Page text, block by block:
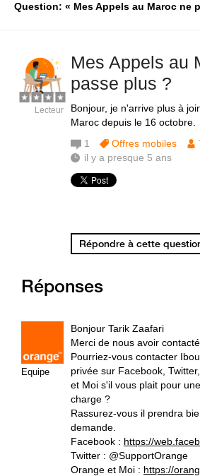
Question: « Mes Appels au Maroc ne
Mes Appels au
passe plus ?
Bonjour, je n'arrive plus à
Maroc depuis le 16 octobre.
Lecteur
1 Offres mobiles
il y a presque 5 ans
Répondre à cette
Réponses
Equipe
Bonjour Tarik Zaafari
Merci de nous avoir contacté.
Pourriez-vous contacter
privée sur Facebook,
et Moi s'il vous plait pour
charge ?
Rassurez-vous il prendra
demande.
Facebook : https://
Twitter : @SupportOrange
Orange et Moi : https://